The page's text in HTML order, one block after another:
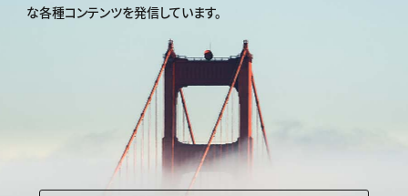
な各種コンテンツを発信しています。